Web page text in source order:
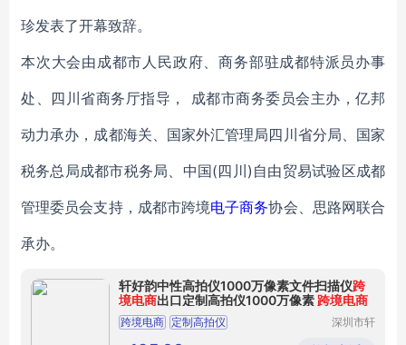
珍发表了开幕致辞。
本次大会由成都市人民政府、商务部驻成都特派员办事
处、四川省商务厅指导， 成都市商务委员会主办，亿邦
动力承办，成都海关、国家外汇管理局四川省分局、国家
税务总局成都市税务局、中国(四川)自由贸易试验区成都
管理委员会支持，成都市跨境电子商务协会、思路网联合
承办。
轩好韵中性高拍仪1000万像素文件扫描仪跨
境电商出口定制高拍仪1000万像素跨境电商
跨境电商 定制高拍仪
深圳市轩